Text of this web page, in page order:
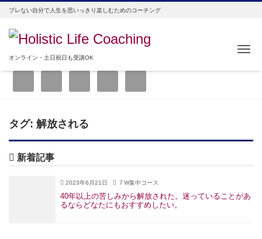
ブレない自分で人生を思いっきり楽しむためのコーチング
オンライン・土日祝日も受講OK
タグ: 解放される
新着記事
2023年6月21日 ７W集中コース
40年以上の苦しみから解放された。迷っていることがあ
るならどなたにもおすすめしたい。